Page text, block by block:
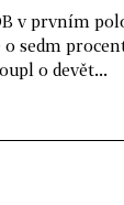
v prvním
sedm
o devět...